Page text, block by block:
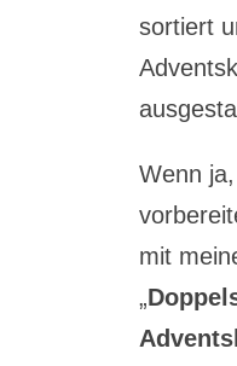
sortiert
Wenn
mit
„